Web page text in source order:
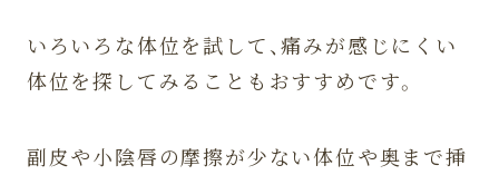
いろいろな体位を試して、痛みが感じにくい
体位を探してみることもおすすめです。
副皮や小陰唇の摩擦が少ない体位や奥まで挿